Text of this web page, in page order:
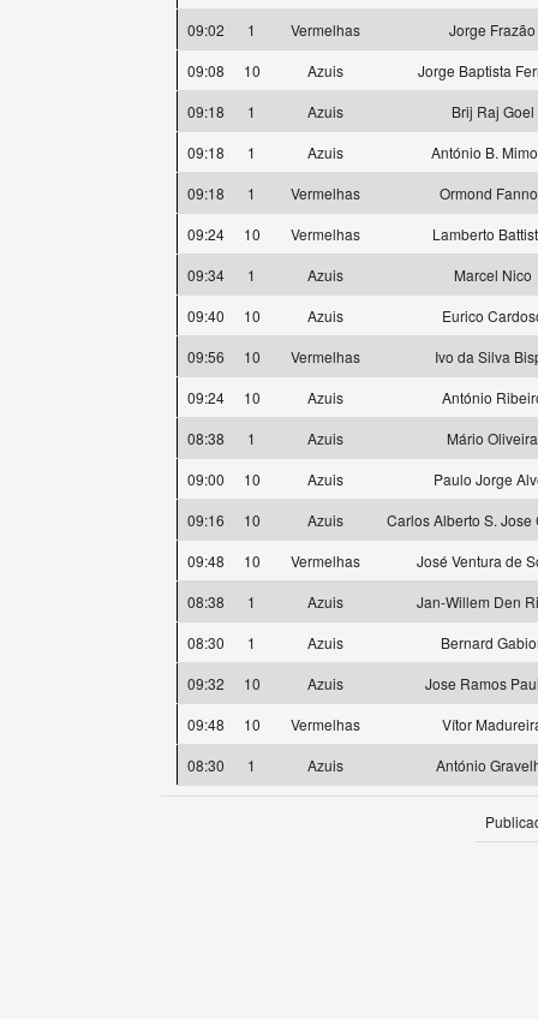
09:02
1 Vermelhas
Jorge Frazão
09:08
10 Azuis
Jorge Baptista
09:18
1 Azuis
Brij Raj Goel
09:18
1 Azuis
António B.
09:18
1 Vermelhas
Ormond
09:24
10 Vermelhas
Lamberto
09:34
1 Azuis
Marcel Nico
09:40
10 Azuis
Eurico
09:56
10 Vermelhas
Ivo da Silva
09:24
10 Azuis
António
08:38
1 Azuis
Mário Oliveira
09:00
10 Azuis
Paulo Jorge
09:16
10 Azuis
Carlos Alberto S. Jose
09:48
10 Vermelhas
José Ventura de
08:38
1 Azuis
Jan-Willem Den
08:30
1 Azuis
Bernard
09:32
10 Azuis
Jose Ramos
09:48
10 Vermelhas
Vítor
08:30
1 Azuis António